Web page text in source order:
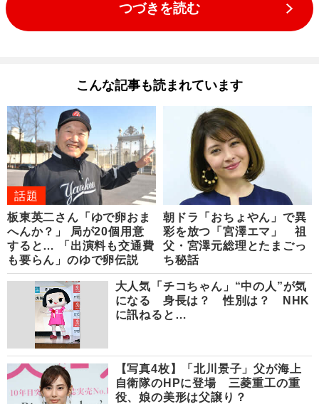
つづきを読む
こんな記事も読まれています
話題
板東英二さん「ゆで卵おま
へんか？」 局が20個用意
すると… 「出演料も交通費
も要らん」のゆで卵伝説
朝ドラ「おちょやん」で異
彩を放つ「宮澤エマ」 祖
父・宮澤元総理とたまごっ
ち秘話
大人気「チコちゃん」“中の人”が気
になる 身長は？ 性別は？ NHK
に訊ねると…
【写真4枚】「北川景子」父が海上
自衛隊のHPに登場 三菱重工の重
役、娘の美形は父譲り？